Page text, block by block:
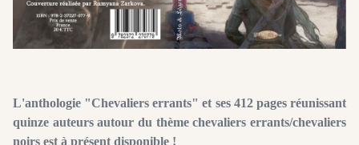
L'anthologie "Chevalierserrants" et ses 412 pages réunissant
quinze auteurs autour du thème chevaliers errants/chevaliers
noirs est à présent disponible !